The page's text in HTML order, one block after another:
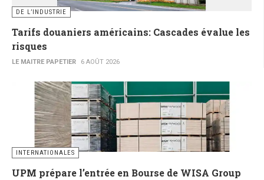
DE L’INDUSTRIE
Tarifs douaniers américains: Cascades évalue les
risques
LE MAITRE PAPETIER 6 AOÛT 2026
INTERNATIONALES
UPM prépare l’entrée en Bourse de WISA Group